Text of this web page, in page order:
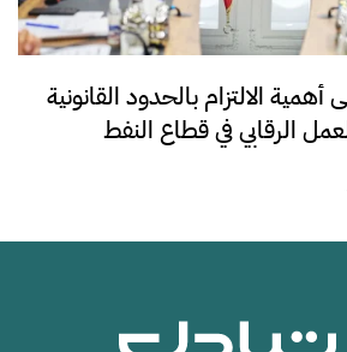
الالتزام بالحدود القانونية
الرقابي في قطاع النفط